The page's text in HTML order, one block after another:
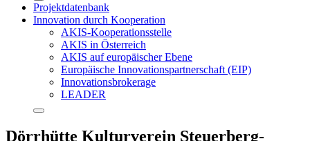
Projektdatenbank
Innovation durch Kooperation
AKIS-Kooperationsstelle
AKIS in Österreich
AKIS auf europäischer Ebene
Europäische Innovationspartnerschaft (EIP)
Innovationsbrokerage
LEADER
Dörrhütte Kulturverein Steuerberg-